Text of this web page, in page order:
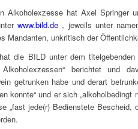
Alkoholexzesse hat Axel Springer
www.bild.de , jeweils unter
Mandanten, unkritisch der
die BILD unter dem
Alkoholexzessen“ berichtet und
getrunken habe und derart
konnte“ und er sich
„fast jede(r) Bedienstete